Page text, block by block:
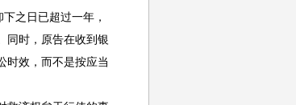
之日已超过一年，
同时，原告在收到银
时效，而不是按应当